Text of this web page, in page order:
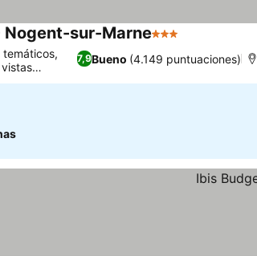
Nogent-sur-Marne3 Estrellas
7,9Bueno (4.149 puntuaciones)